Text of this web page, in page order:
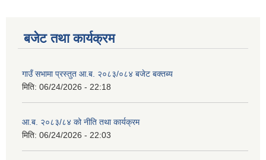
बजेट तथा कार्यक्रम
गाउँ सभामा प्रस्तुत आ.ब. २०८३/०८४ बजेट बक्तब्य
मिति: 06/24/2026 - 22:18
आ.ब. २०८३/८४ को नीति तथा कार्यक्रम
मिति: 06/24/2026 - 22:03